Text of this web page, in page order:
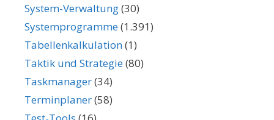
System-Verwaltung(30)
Systemprogramme(1.391)
Tabellenkalkulation(1)
Taktik und Strategie(80)
Taskmanager(34)
Terminplaner(58)